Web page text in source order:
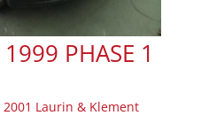
PHASE 1